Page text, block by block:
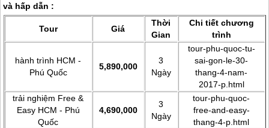
và hấp dẫn :
Tour Giá
Thời
Gian
Chi tiết chương
trình
hành trình HCM -
Phú Quốc
5,890,000
3
Ngày
tour-phu-quoc-tu-
sai-gon-le-30-
thang-4-nam-
2017-p.html
trải nghiệm Free &
Easy HCM - Phú
Quốc
4,690,000
3
Ngày
tour-phu-quoc-
free-and-easy-
thang-4-p.html